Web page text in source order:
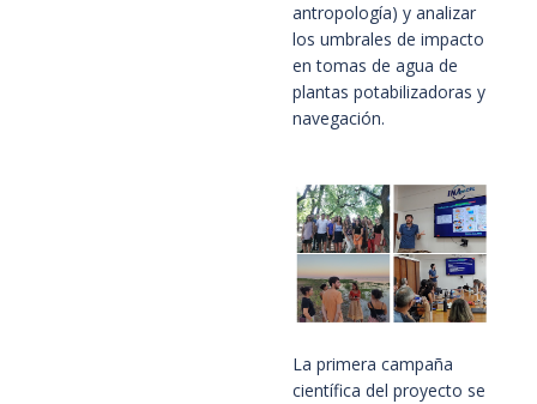
antropología) y analizar
los umbrales de impacto
en tomas de agua de
plantas potabilizadoras y
navegación.
La primera campaña
científica del proyecto se